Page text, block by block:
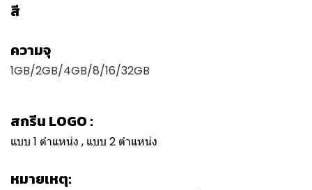
สี
ความจุ
1GB/2GB/4GB/8/16/32GB
สกรีน LOGO :
แบบ 1 ตำแหน่ง , แบบ 2 ตำแหน่ง
หมายเหตุ: